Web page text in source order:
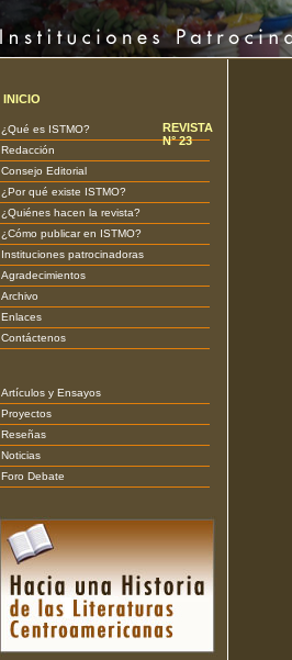
INICIO
¿Qué es ISTMO?
Redacción
Consejo Editorial
¿Por qué existe ISTMO?
¿Quiénes hacen la revista?
¿Cómo publicar en ISTMO?
Instituciones patrocinadoras
Agradecimientos
Archivo
Enlaces
Contáctenos
REVISTA
N° 23
Artículos y Ensayos
Proyectos
Reseñas
Noticias
Foro Debate